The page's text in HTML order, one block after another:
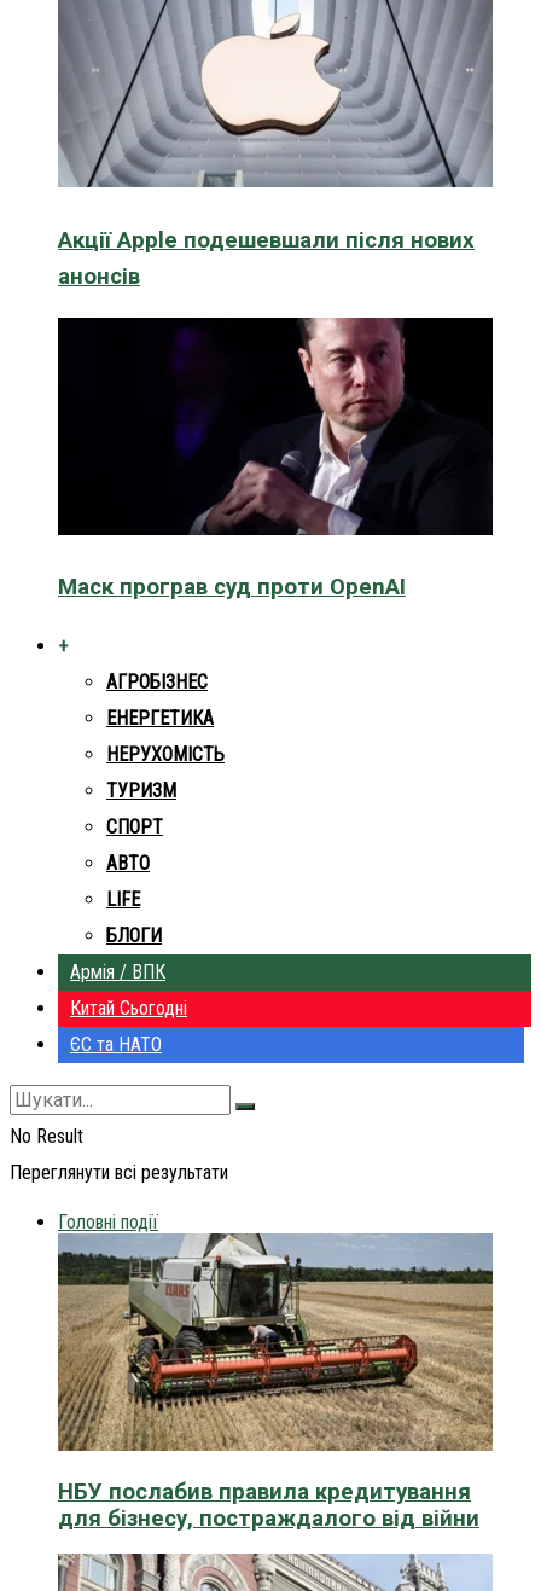
Акції Apple подешевшали після нових
анонсів
Маск програв суд проти OpenAI
+
АГРОБІЗНЕС
ЕНЕРГЕТИКА
НЕРУХОМІСТЬ
ТУРИЗМ
СПОРТ
АВТО
LIFE
БЛОГИ
Армія / ВПК
Китай Сьогодні
ЄС та НАТО
No Result
Переглянути всі результати
Головні події
НБУ послабив правила кредитування
для бізнесу, постраждалого від війни